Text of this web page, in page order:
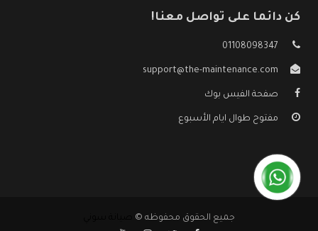
كن دائما على تواصل معنا!
01108098347
support@the-maintenance.com
صفحة الفيس بوك
مفتوح طوال ايام الأسبوع
جميع الحقوق محفوظه ©